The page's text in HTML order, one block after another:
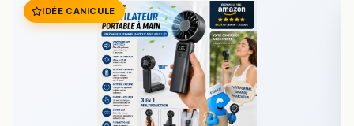
IDÉE CANICULE